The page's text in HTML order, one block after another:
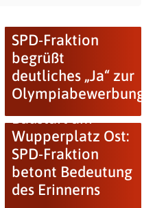
SPD-Fraktion
begrüßt
deutliches „Ja“ zur
Olympiabewerbung
Baustart am
Wupperplatz Ost:
SPD-Fraktion
betont Bedeutung
des Erinnerns